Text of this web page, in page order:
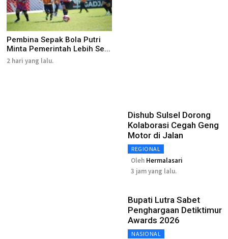
Pembina Sepak Bola Putri
Minta Pemerintah Lebih Se...
2 hari yang lalu.
Dishub Sulsel Dorong
Kolaborasi Cegah Geng
Motor di Jalan
REGIONAL
Oleh Hermalasari
3 jam yang lalu.
Bupati Lutra Sabet
Penghargaan Detiktimur
Awards 2026
NASIONAL